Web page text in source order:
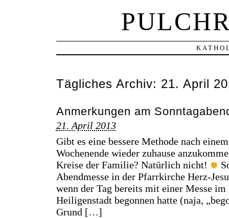
Tägliches Archiv: 21. April
Anmerkungen am
21. April 2013
Gibt es eine bessere Methode nach
Wochenende wieder zuhause
Kreise der Familie? Natürlich nicht!
Abendmesse in der Pfarrkirche Herz-
wenn der Tag bereits mit einer Messe
Heiligenstadt begonnen hatte (naja,
Grund […]